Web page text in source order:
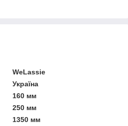
WeLassie
Україна
160 мм
250 мм
1350 мм